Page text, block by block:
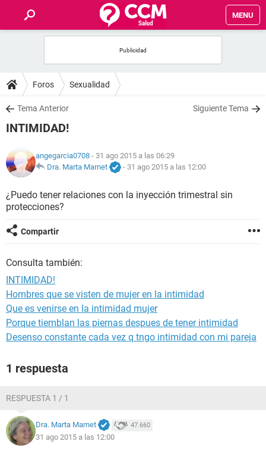
MENU
FOROS
SALUD
NUTRICIÓN
BIENESTAR
SEXUALIDAD
GLOSARIO
Foros Sexualidad
Tema Anterior Siguiente Tema
INTIMIDAD!
angegarcia0708 - 31 ago 2015 a las 06:29
Dra. Marta Marnet
- 31 ago 2015 a las 12:00
¿Puedo tener relaciones con la inyección trimestral sin
protecciones?
Compartir
Consulta también:
INTIMIDAD!
Hombres que se visten de mujer en la intimidad
Que es venirse en la intimidad mujer
Porque tiemblan las piernas despues de tener intimidad
Desenso constante cada vez q tngo intimidad con mi pareja
1 respuesta
RESPUESTA 1 / 1
Dra. Marta Marnet 47.660
31 ago 2015 a las 12:00